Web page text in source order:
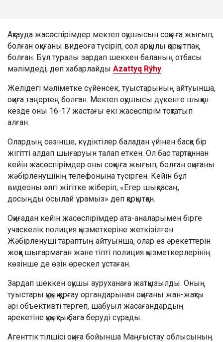
Ақтауда жасөспірімдер мектеп оқушысын соққыға жығып,
болған оқиғаны видеоға түсіріп, сол арқылы қорқытпақ
болған. Бұл туралы зардап шеккен баланың отбасы
мәлімдеді, деп хабарлайды Azattyq Rýhy.
Желідегі мәліметке сүйенсек, туыстарының айтуынша,
оқиға таңертең болған. Мектеп оқушысы дүкенге шыққан
кезде оны 16-17 жастағы екі жасөспірім тоқтатып
алған.
Олардың сөзінше, күдіктілер баладан үйінен басқа бір
жігітті алдап шығаруын талап еткен. Ол бас тартқаннан
кейін жасөспірімдер оны соққыға жығып, болған оқиғаны
жәбірленушінің телефонына түсірген. Кейін бұл
видеоны әлгі жігітке жіберіп, «Егер шықпасаң,
досыңды осылай ұрамыз» деп қорқытқан.
Оқиғадан кейін жасөспірімдер ата-аналарымен бірге
учаскелік полиция қызметкеріне жеткізілген.
Жәбірленуші тараптың айтуынша, олар өз әрекеттерін
жоққа шығармаған және тіпті полиция қызметкерлерінің
көзінше де өзін өрескел ұстаған.
Зардап шеккен оқушы ауруханаға жатқызылды. Оның
туыстары құқық қорғау органдарынан оқиғаны жан-жақты
әрі объективті тергеп, шабуыл жасағандардың
әрекетіне құқықтық баға беруді сұрады.
Агенттік тілшісі оқиға бойынша Маңғыстау облысының